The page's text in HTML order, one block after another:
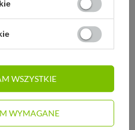
WYMAGANE
WSZYSTKIE